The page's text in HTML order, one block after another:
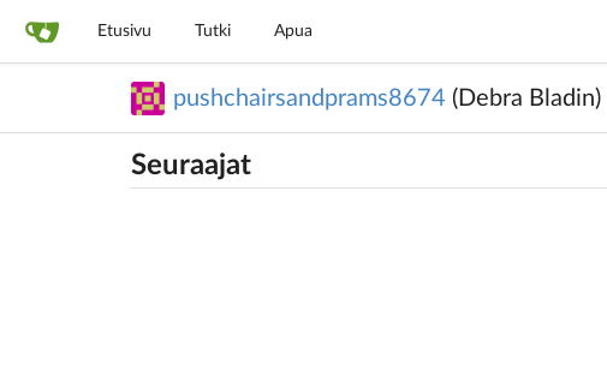
Etusivu Tutki Apua
pushchairsandprams8674 (Debra Bladin)
Seuraajat